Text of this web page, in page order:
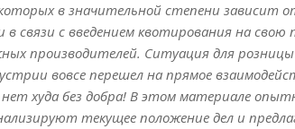
в значительной степени зависит
в связи с введением квотирования на
производителей. Ситуация для
вовсе перешел на прямое
худа без добра! В этом материале
текущее положение дел и